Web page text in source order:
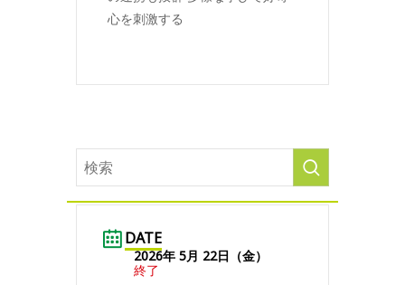
心を刺激する
DATE
2026年 5月 22日（金）
終了